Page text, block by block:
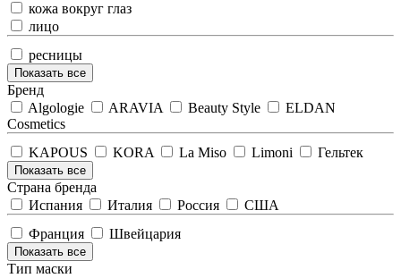
кожа вокруг глаз
лицо
ресницы
Показать все
Бренд
Algologie
ARAVIA Beauty Style
ELDAN
Cosmetics
KAPOUS
KORA La Miso Limoni Гельтек
Показать все
Страна бренда
Испания
Италия Россия
США
Франция
Швейцария
Показать все
Тип маски